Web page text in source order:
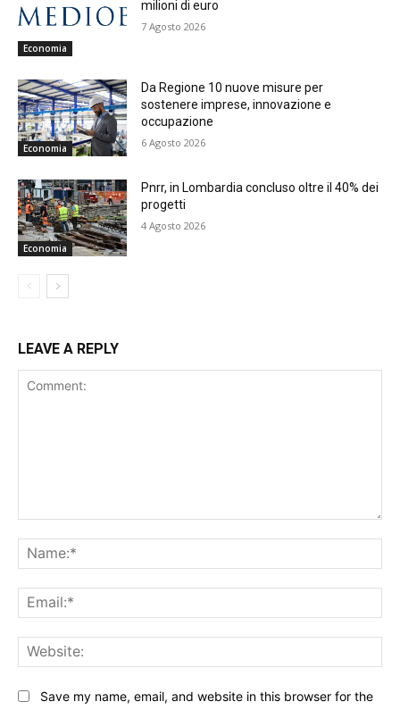
Economia
milioni di euro
7 Agosto 2026
Economia
Da Regione 10 nuove misure per
sostenere imprese, innovazione e
occupazione
6 Agosto 2026
Economia
Pnrr, in Lombardia concluso oltre il 40% dei
progetti
4 Agosto 2026
LEAVE A REPLY
Save my name, email, and website in this browser for the